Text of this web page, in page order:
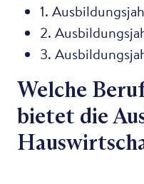
1.
2.
3.
Welche
bietet die